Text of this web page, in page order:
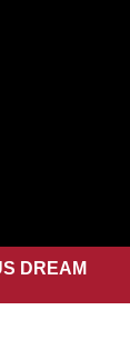
DREAM